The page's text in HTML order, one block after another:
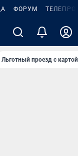
ФОРУМ
Льготный проезд с